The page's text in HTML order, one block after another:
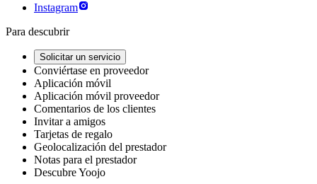
Instagram
Para descubrir
Solicitar un servicio
Conviértase en proveedor
Aplicación móvil
Aplicación móvil proveedor
Comentarios de los clientes
Invitar a amigos
Tarjetas de regalo
Geolocalización del prestador
Notas para el prestador
Descubre Yoojo